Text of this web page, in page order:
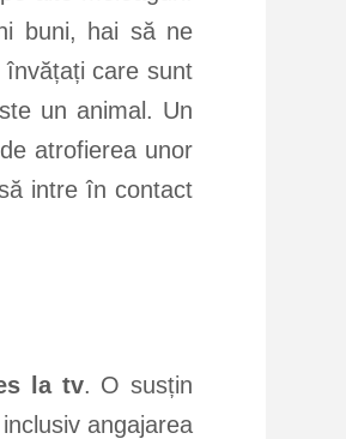
buni, hai să ne
care sunt
un animal. Un
atrofierea unor
intre în contact
la tv. O susțin
angajarea